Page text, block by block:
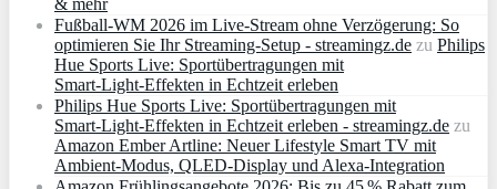
& mehr
Fußball-WM 2026 im Live-Stream ohne Verzögerung: So
optimieren Sie Ihr Streaming-Setup - streamingz.de zu Philips
Hue Sports Live: Sportübertragungen mit
Smart‑Light‑Effekten in Echtzeit erleben
Philips Hue Sports Live: Sportübertragungen mit
Smart‑Light‑Effekten in Echtzeit erleben - streamingz.de zu
Amazon Ember Artline: Neuer Lifestyle Smart TV mit
Ambient‑Modus, QLED‑Display und Alexa‑Integration